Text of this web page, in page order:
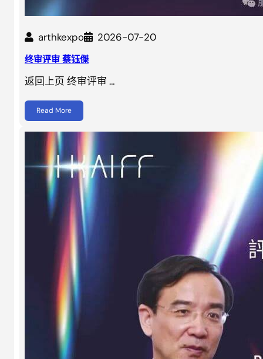
arthkexpo 2026-07-20
终审评审 蔡钰傑
返回上页 终审评审 …
Read More